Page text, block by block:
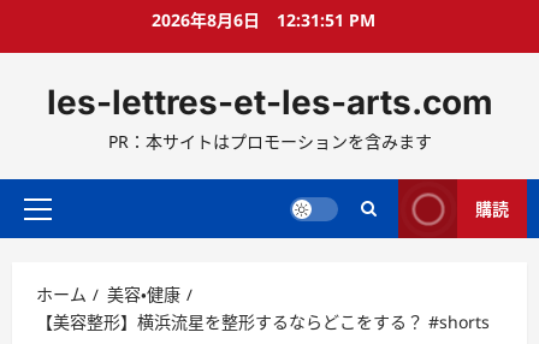
ス
ッ
2026年8月6日 12:31:52 PM
les-lettres-et-les-arts.com
PR：本サイトはプロモーションを含みます
メ
メ
ニ
購読
ホーム
美容・健康
【美容整形】横浜流星を整形するならどこをする？ #shorts